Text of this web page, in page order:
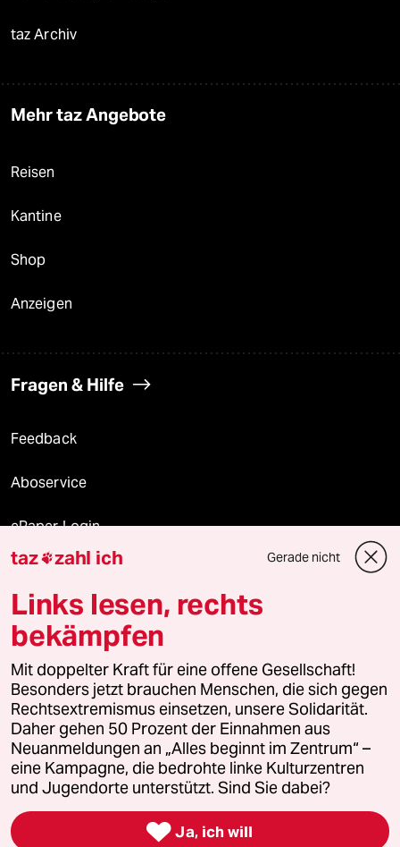
taz Archiv
Mehr taz Angebote
Reisen
Kantine
Shop
Anzeigen
Fragen & Hilfe
Feedback
Aboservice
ePaper Login
Downloads für Abonnierende
© 2026 taz Verlags und Vertriebs GmbH
Alle Rechte vorbehalten. Bei rechtlichen Fragen oder für Genehmigungen
wenden Sie sich bitte an
lizenzen@taz.de
Feedback Redaktionsstatut Kommune-Richtlinien
Leitlinie Informant Datenschutz Impressum AGB
Seitenwende Einwilligungen widerrufen (Ads)
taz zahl ich Gerade nicht
Links lesen, rechts
bekämpfen
Mit doppelter Kraft für eine offene Gesellschaft!
Besonders jetzt brauchen Menschen, die sich gegen
Rechtsextremismus einsetzen, unsere Solidarität.
Daher gehen 50 Prozent der Einnahmen aus
Neuanmeldungen an „Alles beginnt im Zentrum“ –
eine Kampagne, die bedrohte linke Kulturzentren
und Jugendorte unterstützt. Sind Sie dabei?
 Ja, ich will